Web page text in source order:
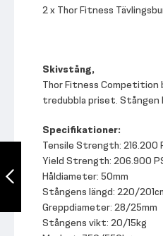
Thor Bumper
Paket 100kg med
skivstång
Föregående
2 x Thor Fitness
Skivstång,
Thor Fitness Competition
tredubbla priset. Stången
Specifikationer:
Tensile Strength: 216.200
Yield Strength: 206.900
Håldiameter: 50mm
Stångens längd: 220/
Greppdiameter: 28/25mm
Stångens vikt: 20/15kg